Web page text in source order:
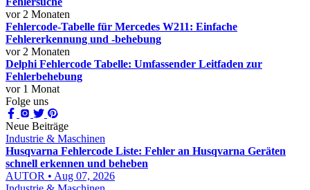
vor 2 Monaten
Fehlercode-Tabelle für Mercedes W211: Einfache
Fehlererkennung und -behebung
vor 2 Monaten
Delphi Fehlercode Tabelle: Umfassender Leitfaden zur
Fehlerbehebung
vor 1 Monat
Folge uns
Neue Beiträge
Industrie & Maschinen
Husqvarna Fehlercode Liste: Fehler an Husqvarna Geräten
schnell erkennen und beheben
AUTOR • Aug 07, 2026